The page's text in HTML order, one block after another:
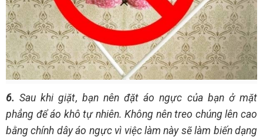
6. Sau khi giặt, bạn nên đặt áo ngực của bạn ở mặt
phẳng để áo khô tự nhiên. Không nên treo chúng lên cao
bằng chính dây áo ngực vì việc làm này sẽ làm biến dạng